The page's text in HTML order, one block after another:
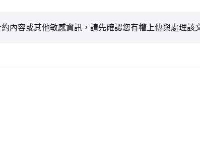
內容或其他敏感資訊，請先確認您有權上傳與處理該